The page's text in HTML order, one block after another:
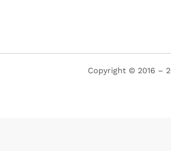
Copyright © 2016 –